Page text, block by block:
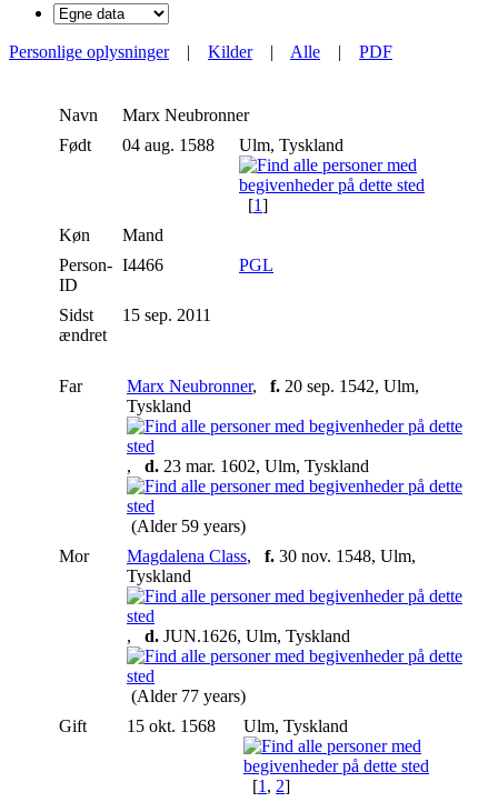
Personlige oplysninger| Kilder| Alle | PDF
Navn Marx Neubronner
Født
04 aug. 1588 Ulm, Tyskland
[1]
Køn
Mand
Person-
ID
I4466 PGL
Sidst
ændret
15 sep. 2011
Far Marx Neubronner, f. 20 sep. 1542, Ulm,
Tyskland
, d. 23 mar. 1602, Ulm, Tyskland
(Alder 59 years)
Mor
Magdalena Class, f. 30 nov. 1548, Ulm,
Tyskland
, d. JUN.1626, Ulm, Tyskland
(Alder 77 years)
Gift
15 okt. 1568 Ulm, Tyskland
[1 , 2]